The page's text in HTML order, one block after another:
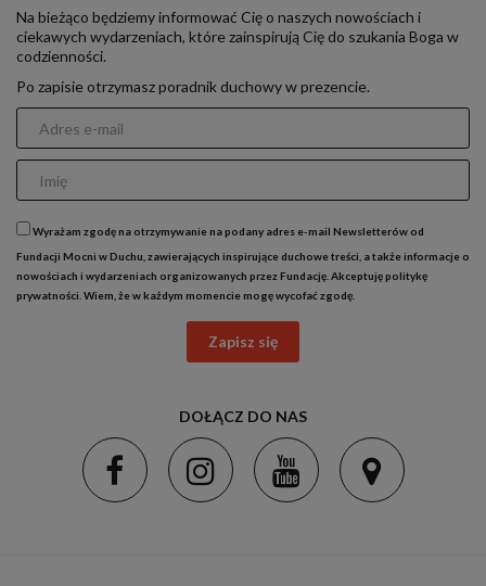
Na bieżąco będziemy informować Cię o naszych nowościach i
ciekawych wydarzeniach, które zainspirują Cię do szukania Boga w
codzienności.
Po zapisie otrzymasz poradnik duchowy w prezencie.
Wyrażam zgodę na otrzymywanie na podany adres e-mail Newsletterów od
Fundacji Mocni w Duchu, zawierających inspirujące duchowe treści, a także informacje o
nowościach i wydarzeniach organizowanych przez Fundację. Akceptujępolitykę
prywatności . Wiem, że w każdym momencie mogę wycofać zgodę.
Zapisz się
DOŁĄCZ DO NAS